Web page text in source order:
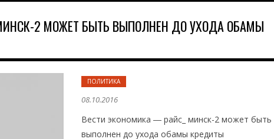
2 МОЖЕТ БЫТЬ ВЫПОЛНЕН ДО УХОДА ОБАМЫ
ПОЛИТИКА
08.10.2016
Вести экономика ― райс_ минск-2 может быть
выполнен до ухода обамы кредиты